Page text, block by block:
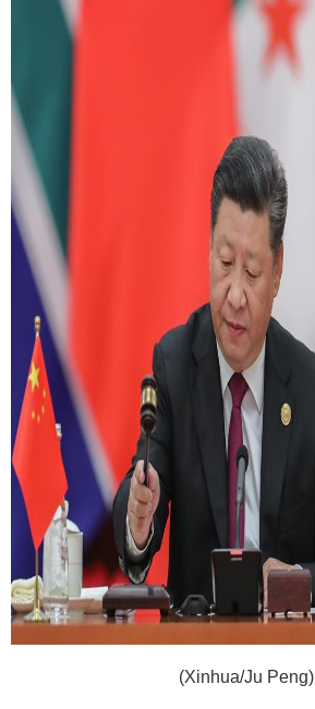
(Xinhua/Ju Peng)